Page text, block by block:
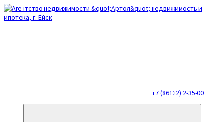
+7 (86132) 2-35-00